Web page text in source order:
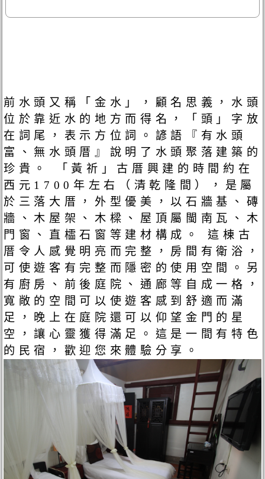
前水頭又稱「金水」，顧名思義，水頭
位於靠近水的地方而得名，「頭」字放
在詞尾，表示方位詞。諺語『有水頭
富、無水頭厝』說明了水頭聚落建築的
珍貴。 「黃祈」古厝興建的時間約在
西元1700年左右（清乾隆間），是屬
於三落大厝，外型優美，以石牆基、磚
牆、木屋架、木樑、屋頂屬閩南瓦、木
門窗、直櫺石窗等建材構成。 這棟古
厝令人感覺明亮而完整，房間有衛浴，
可使遊客有完整而隱密的使用空間。另
有廚房、前後庭院、通廊等自成一格，
寬敞的空間可以使遊客感到舒適而滿
足，晚上在庭院還可以仰望金門的星
空，讓心靈獲得滿足。這是一間有特色
的民宿，歡迎您來體驗分享。